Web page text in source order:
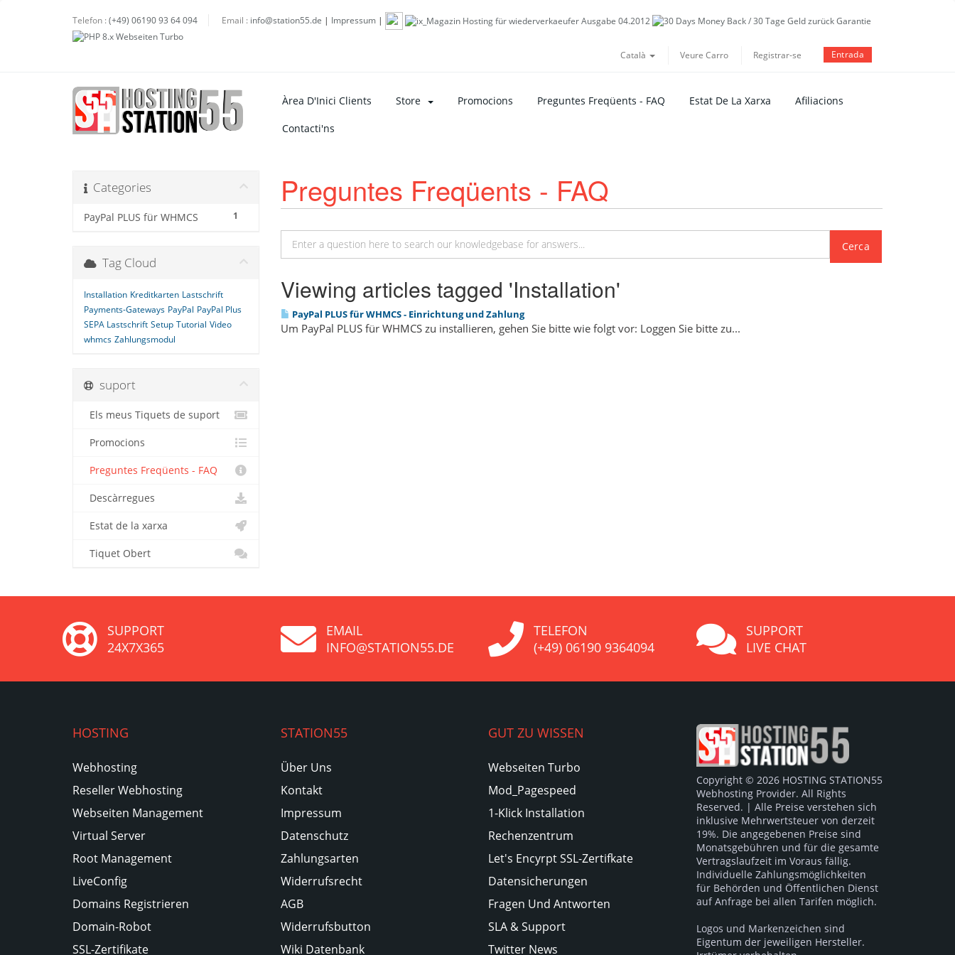
Telefon : (+49) 06190 93 64 094 Email : info@station55.de | Impressum |
Català Veure Carro Registrar-se Entrada
Àrea D'Inici Clients Store Promocions Preguntes Freqüents - FAQ Estat De La Xarxa Afiliacions
Contacti'ns
Preguntes Freqüents - FAQ
Categories
1
PayPal PLUS für WHMCS
Viewing articles tagged 'Installation'
PayPal PLUS für WHMCS - Einrichtung und Zahlung
Um PayPal PLUS für WHMCS zu installieren, gehen Sie bitte wie folgt vor: Loggen Sie bitte zu...
Tag Cloud
Installation Kreditkarten Lastschrift
Payments-Gateways PayPal PayPal Plus
SEPA Lastschrift Setup Tutorial Video
whmcs Zahlungsmodul
suport
Els meus Tiquets de suport
Promocions
Preguntes Freqüents - FAQ
Descàrregues
Estat de la xarxa
Tiquet Obert
SUPPORT
24X7X365
EMAIL
INFO@STATION55.DE
TELEFON
(+49) 06190 9364094
SUPPORT
LIVE CHAT
HOSTING
Webhosting
Reseller Webhosting
Webseiten Management
Virtual Server
Root Management
LiveConfig
Domains Registrieren
Domain-Robot
SSL-Zertifikate
STATION55
Über Uns
Kontakt
Impressum
Datenschutz
Zahlungsarten
Widerrufsrecht
AGB
Widerrufsbutton
Wiki Datenbank
GUT ZU WISSEN
Webseiten Turbo
Mod_Pagespeed
1-Klick Installation
Rechenzentrum
Let's Encyrpt SSL-Zertifkate
Datensicherungen
Fragen Und Antworten
SLA & Support
Twitter News
Copyright © 2026 HOSTING STATION55
Webhosting Provider. All Rights
Reserved. | Alle Preise verstehen sich
inklusive Mehrwertsteuer von derzeit
19%. Die angegebenen Preise sind
Monatsgebühren und für die gesamte
Vertragslaufzeit im Voraus fällig.
Individuelle Zahlungsmöglichkeiten
für Behörden und Öffentlichen Dienst
auf Anfrage bei allen Tarifen möglich.
Logos und Markenzeichen sind
Eigentum der jeweiligen Hersteller.